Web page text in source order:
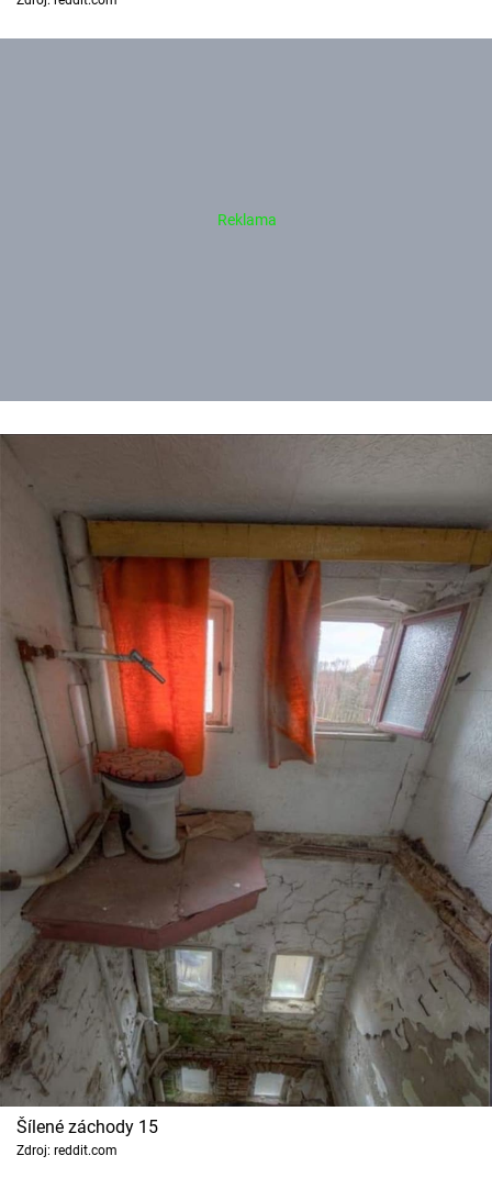
Šílené záchody 15
Zdroj: reddit.com